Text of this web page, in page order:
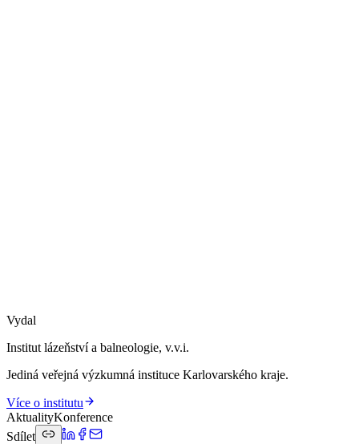
Vydal
Institut lázeňství a balneologie, v.v.i.
Jediná veřejná výzkumná instituce Karlovarského kraje.
Více o institutu
AktualityKonference
Sdílet